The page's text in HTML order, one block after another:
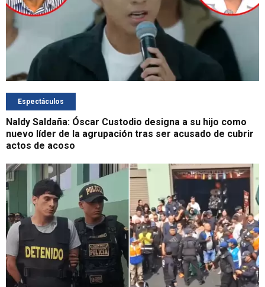
Espectáculos
Naldy Saldaña: Óscar Custodio designa a su hijo como
nuevo líder de la agrupación tras ser acusado de cubrir
actos de acoso